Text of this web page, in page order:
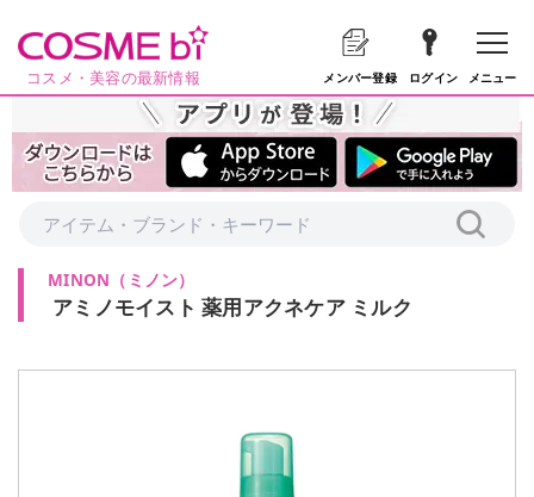
コスメ・美容の最新情報 メンバー登録 ログイン メニュー
MINON （ ミノン）
アミノモイスト 薬用アクネケア ミルク